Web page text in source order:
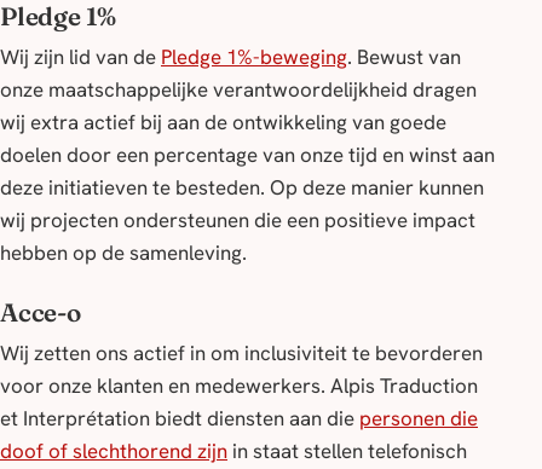
Pledge 1%
Wij zijn lid van de Pledge 1%-beweging. Bewust van
onze maatschappelijke verantwoordelijkheid dragen
wij extra actief bij aan de ontwikkeling van goede
doelen door een percentage van onze tijd en winst aan
deze initiatieven te besteden. Op deze manier kunnen
wij projecten ondersteunen die een positieve impact
hebben op de samenleving.
Acce-o
Wij zetten ons actief in om inclusiviteit te bevorderen
voor onze klanten en medewerkers. Alpis Traduction
et Interprétation biedt diensten aan die personen die
doof of slechthorend zijn in staat stellen telefonisch